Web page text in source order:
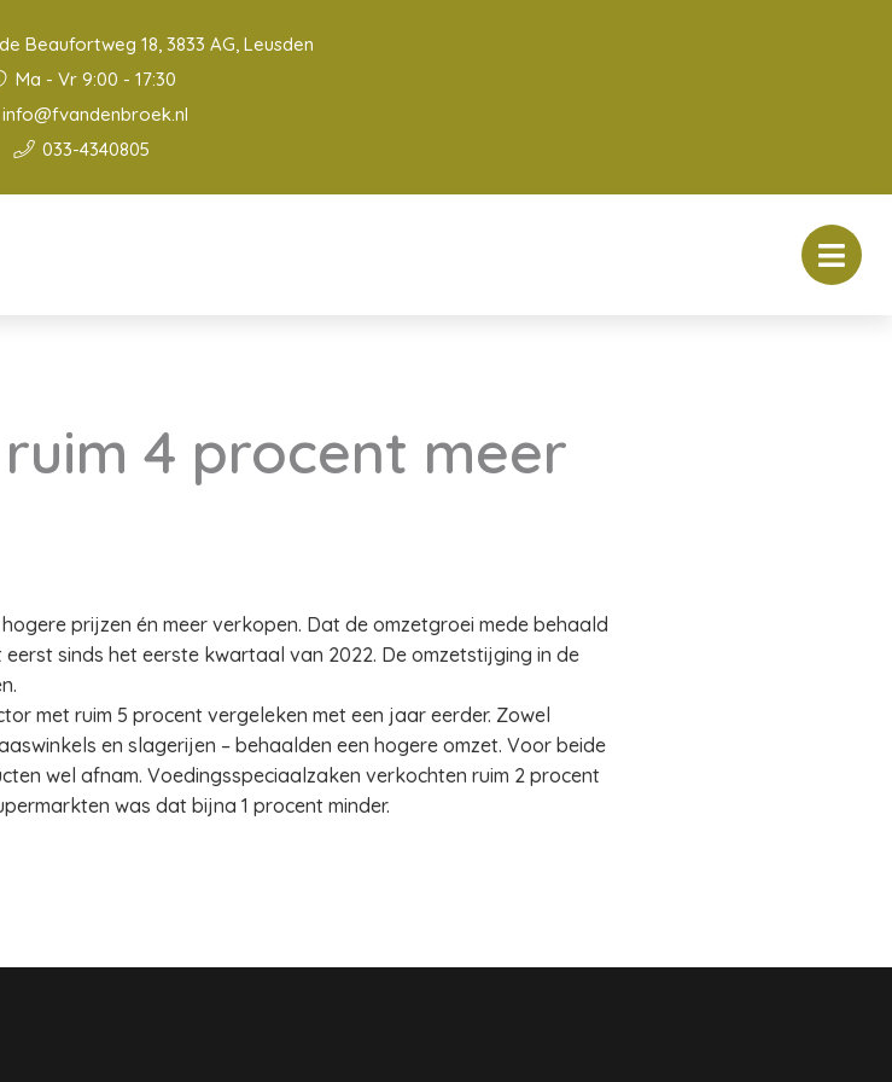
Beaufortweg 18, 3833 AG, Leusden
Ma - Vr 9:00 - 17:30
info@fvandenbroek.nl
033-4340805
4 procent meer
prijzen én meer verkopen. Dat de omzetgroei mede behaald
sinds het eerste kwartaal van 2022. De omzetstijging in de
met ruim 5 procent vergeleken met een jaar eerder. Zowel
en slagerijen – behaalden een hogere omzet. Voor beide
wel afnam. Voedingsspeciaalzaken verkochten ruim 2 procent
was dat bijna 1 procent minder.